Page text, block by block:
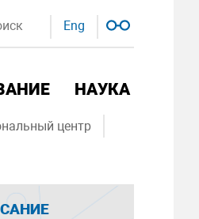
Eng
НАУКА
центр